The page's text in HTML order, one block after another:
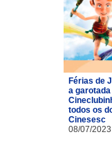
Férias de
a
todos os
Cinesesc
08/07/2023